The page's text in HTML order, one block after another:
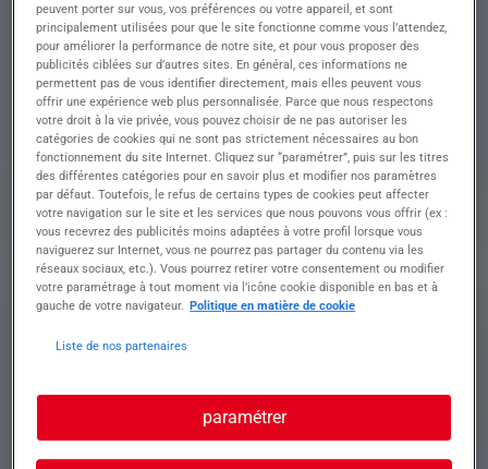
Descriptif du poste : Ce que nous vous
proposons Rattaché(e) au Bureau d'Études, vous
prenez en charge la gestion complète des études
techniques et la coordination des projets
électriques, de la conception jusqu'à la mise en
service.
???? Analyse & Conception Technique • Analyse
des pièces marché : CCTP, devis, plans DCE,
cahiers techniques, planning.
• Rédaction des cahiers techniques et production
de plans, schémas, synoptiques.
• Vérification des données sous‑traitées.
• Relations techniques avec fournisseurs et
fabricants.
des commandes spécifiques (appareillage,
• Constitution et mise à jour du DOE.
• Interventions ponctuelles sur chantier pour
contrôles et ajustements.
• Gestion des TMA (Travaux Modificatifs
peuvent porter sur vous, vos préférences ou votre appareil, et sont
principalement utilisées pour que le site fonctionne comme vous l’attendez,
pour améliorer la performance de notre site, et pour vous proposer des
publicités ciblées sur d’autres sites. En général, ces informations ne
permettent pas de vous identifier directement, mais elles peuvent vous
offrir une expérience web plus personnalisée. Parce que nous respectons
votre droit à la vie privée, vous pouvez choisir de ne pas autoriser les
catégories de cookies qui ne sont pas strictement nécessaires au bon
fonctionnement du site Internet. Cliquez sur “paramétrer”, puis sur les titres
des différentes catégories pour en savoir plus et modifier nos paramètres
par défaut. Toutefois, le refus de certains types de cookies peut affecter
votre navigation sur le site et les services que nous pouvons vous offrir (ex :
vous recevrez des publicités moins adaptées à votre profil lorsque vous
naviguerez sur Internet, vous ne pourrez pas partager du contenu via les
réseaux sociaux, etc.). Vous pourrez retirer votre consentement ou modifier
votre paramétrage à tout moment via l’icône cookie disponible en bas et à
gauche de votre navigateur. Politique en matière de cookie
Liste de nos partenaires
paramétrer